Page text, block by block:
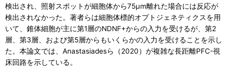
検出され、照射スポットが細胞体から75μm離れた場合には反応が
検出されなかった。著者らは細胞体標的オプトジェネティクスを用
いて、錐体細胞が主に第1層のNDNF+からの入力を受けるが、第2
層、第3層、および第5層からもいくらかの入力を受けることを示し
た。本論文では、Anastasiadesら（2020）が複雑な長距離PFC-視
床回路を示している。